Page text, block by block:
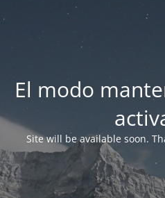
El modo
Site will be available soon.